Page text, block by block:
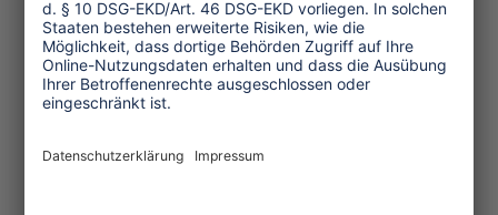
Themen
Tourismuspolitik